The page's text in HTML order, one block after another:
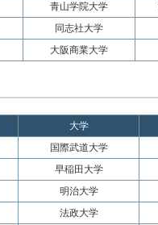
青山学院大学
同志社大学
大阪商業大学
大学
国際武道大学
早稲田大学
明治大学
法政大学